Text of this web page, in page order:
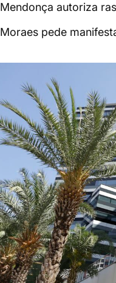
Mendonça autoriza
Moraes pede